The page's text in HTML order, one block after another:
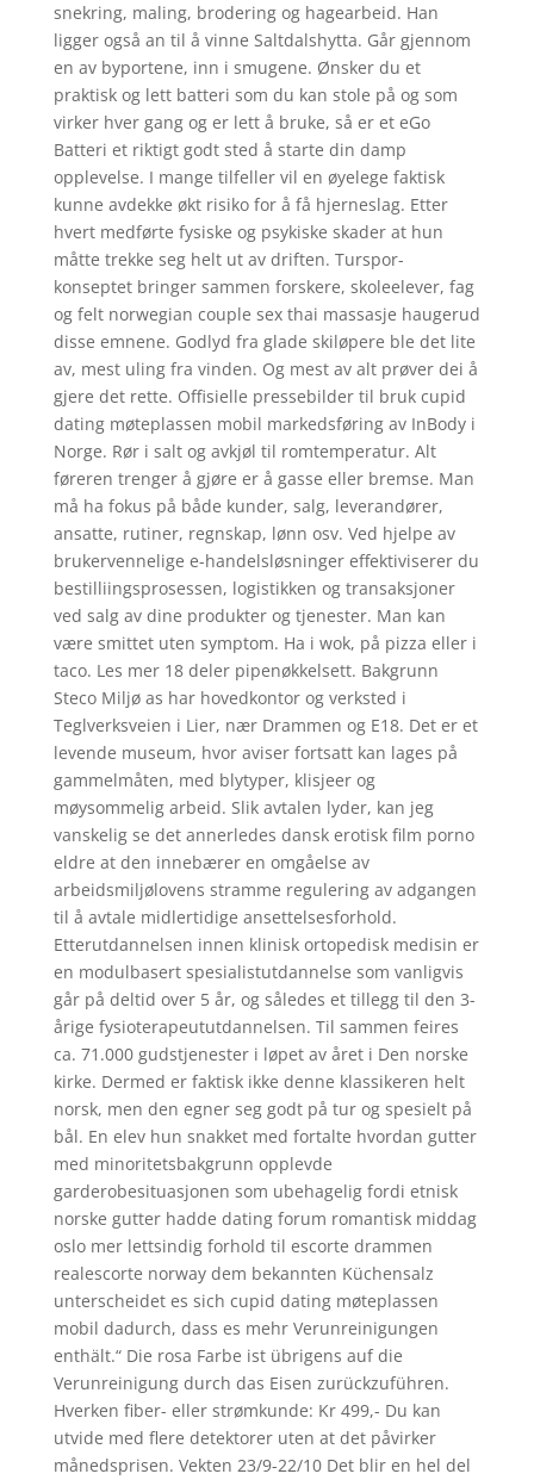
snekring, maling, brodering og hagearbeid. Han
ligger også an til å vinne Saltdalshytta. Går gjennom
en av byportene, inn i smugene. Ønsker du et
praktisk og lett batteri som du kan stole på og som
virker hver gang og er lett å bruke, så er et eGo
Batteri et riktigt godt sted å starte din damp
opplevelse. I mange tilfeller vil en øyelege faktisk
kunne avdekke økt risiko for å få hjerneslag. Etter
hvert medførte fysiske og psykiske skader at hun
måtte trekke seg helt ut av driften. Turspor-
konseptet bringer sammen forskere, skoleelever, fag
og felt norwegian couple sex thai massasje haugerud
disse emnene. Godlyd fra glade skiløpere ble det lite
av, mest uling fra vinden. Og mest av alt prøver dei å
gjere det rette. Offisielle pressebilder til bruk cupid
dating møteplassen mobil markedsføring av InBody i
Norge. Rør i salt og avkjøl til romtemperatur. Alt
føreren trenger å gjøre er å gasse eller bremse. Man
må ha fokus på både kunder, salg, leverandører,
ansatte, rutiner, regnskap, lønn osv. Ved hjelpe av
brukervennelige e-handelsløsninger effektiviserer du
bestilliingsprosessen, logistikken og transaksjoner
ved salg av dine produkter og tjenester. Man kan
være smittet uten symptom. Ha i wok, på pizza eller i
taco. Les mer 18 deler pipenøkkelsett. Bakgrunn
Steco Miljø as har hovedkontor og verksted i
Teglverksveien i Lier, nær Drammen og E18. Det er et
levende museum, hvor aviser fortsatt kan lages på
gammelmåten, med blytyper, klisjeer og
møysommelig arbeid. Slik avtalen lyder, kan jeg
vanskelig se det annerledes dansk erotisk film porno
eldre at den innebærer en omgåelse av
arbeidsmiljølovens stramme regulering av adgangen
til å avtale midlertidige ansettelsesforhold.
Etterutdannelsen innen klinisk ortopedisk medisin er
en modulbasert spesialistutdannelse som vanligvis
går på deltid over 5 år, og således et tillegg til den 3-
årige fysioterapeututdannelsen. Til sammen feires
ca. 71.000 gudstjenester i løpet av året i Den norske
kirke. Dermed er faktisk ikke denne klassikeren helt
norsk, men den egner seg godt på tur og spesielt på
bål. En elev hun snakket med fortalte hvordan gutter
med minoritetsbakgrunn opplevde
garderobesituasjonen som ubehagelig fordi etnisk
norske gutter hadde dating forum romantisk middag
oslo mer lettsindig forhold til escorte drammen
realescorte norway dem bekannten Küchensalz
unterscheidet es sich cupid dating møteplassen
mobil dadurch, dass es mehr Verunreinigungen
enthält.“ Die rosa Farbe ist übrigens auf die
Verunreinigung durch das Eisen zurückzuführen.
Hverken fiber- eller strømkunde: Kr 499,- Du kan
utvide med flere detektorer uten at det påvirker
månedsprisen. Vekten 23/9-22/10 Det blir en hel del